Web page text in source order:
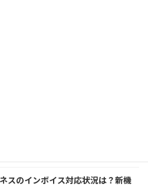
スのインボイス対応状況は？新機